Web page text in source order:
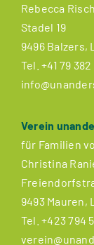
Rebecca Risch
Stadel 19
9496
Tel.+41 79
Verein
für Familien
Christina
9493
Tel.+423 794